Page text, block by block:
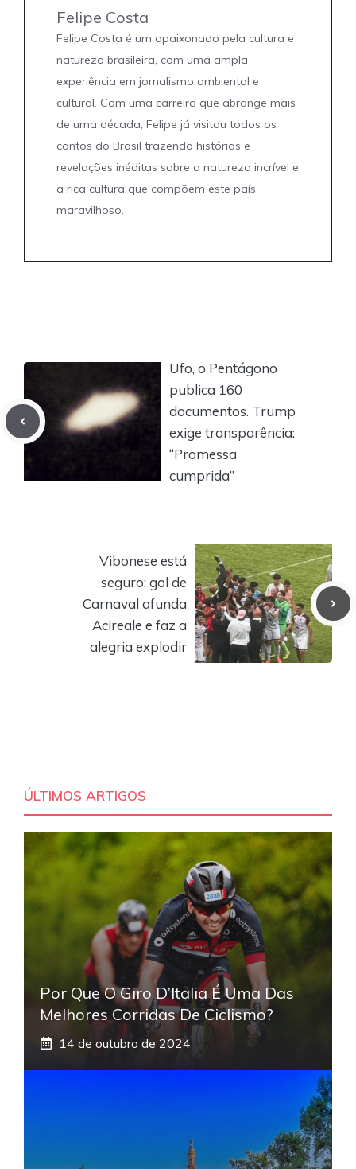
Felipe Costa
Felipe Costa é um apaixonado pela cultura e
natureza brasileira, com uma ampla
experiência em jornalismo ambiental e
cultural. Com uma carreira que abrange mais
de uma década, Felipe já visitou todos os
cantos do Brasil trazendo histórias e
revelações inéditas sobre a natureza incrível e
a rica cultura que compõem este país
maravilhoso.
Ufo, o Pentágono
publica 160
documentos. Trump
exige transparência:
“Promessa
cumprida”
Vibonese está
seguro: gol de
Carnaval afunda
Acireale e faz a
alegria explodir
ÚLTIMOS ARTIGOS
Por Que O Giro D’Italia É Uma Das
Melhores Corridas De Ciclismo?
14 de outubro de 2024